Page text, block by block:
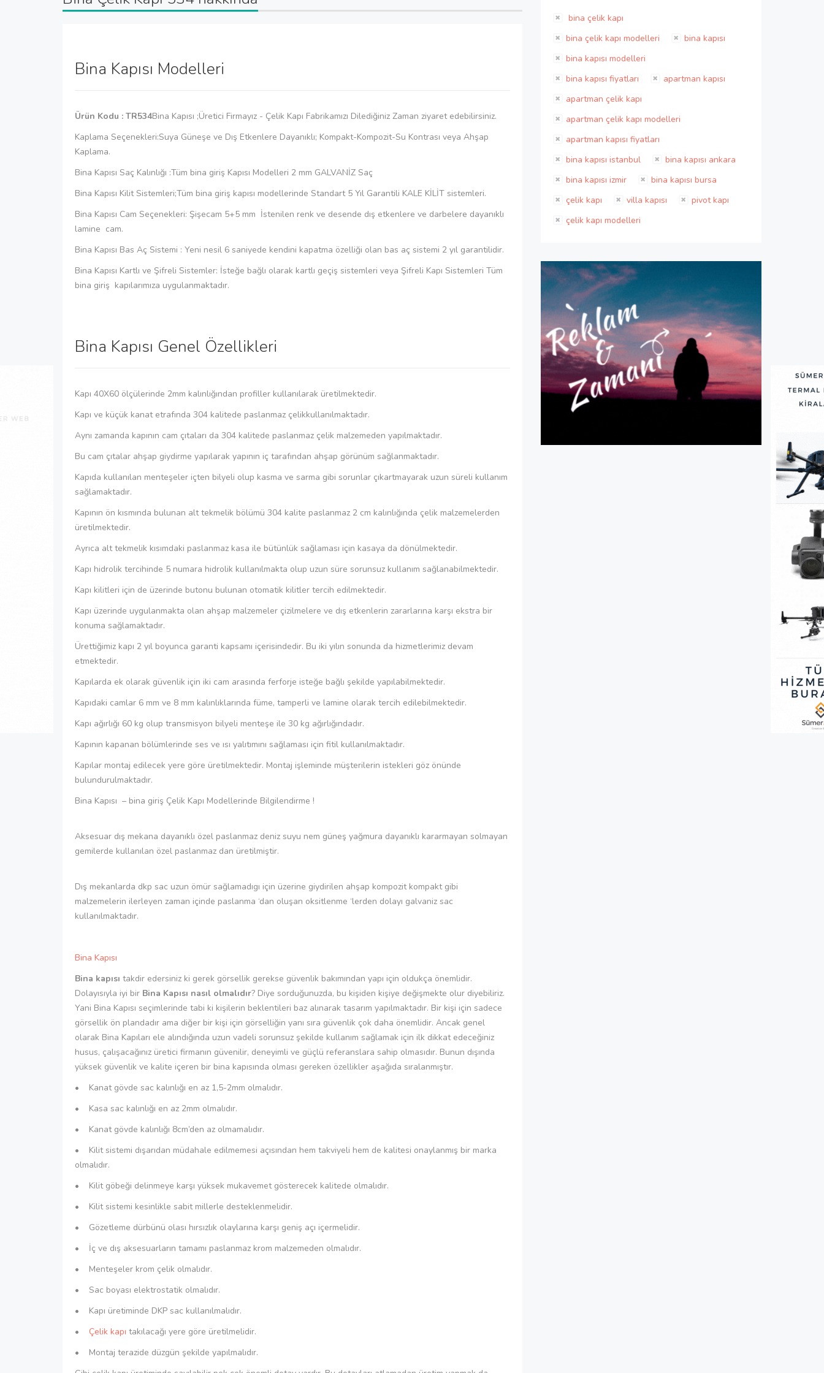
Bina Kapısı Modelleri
Ürün Kodu : TR534Bina Kapısı ;Üretici Firmayız - Çelik Kapı Fabrikamızı Dilediğiniz Zaman ziyaret edebilirsiniz.
Kaplama Seçenekleri:Suya Güneşe ve Dış Etkenlere Dayanıklı; Kompakt-Kompozit-Su Kontrası veya Ahşap
Kaplama.
Bina Kapısı Saç Kalınlığı :Tüm bina giriş Kapısı Modelleri 2 mm GALVANİZ Saç
Bina Kapısı Kilit Sistemleri;Tüm bina giriş kapısı modellerinde Standart 5 Yıl Garantili KALE KİLİT sistemleri.
Bina Kapısı Cam Seçenekleri: Şişecam 5+5 mm İstenilen renk ve desende dış etkenlere ve darbelere dayanıklı
lamine cam.
Bina Kapısı Bas Aç Sistemi : Yeni nesil 6 saniyede kendini kapatma özelliği olan bas aç sistemi 2 yıl garantilidir.
Bina Kapısı Kartlı ve Şifreli Sistemler: İsteğe bağlı olarak kartlı geçiş sistemleri veya Şifreli Kapı Sistemleri Tüm
bina giriş kapılarımıza uygulanmaktadır.
Bina Kapısı Genel Özellikleri
Kapı 40X60 ölçülerinde 2mm kalınlığından profiller kullanılarak üretilmektedir.
Kapı ve küçük kanat etrafında 304 kalitede paslanmaz çelikkullanılmaktadır.
Aynı zamanda kapının cam çıtaları da 304 kalitede paslanmaz çelik malzemeden yapılmaktadır.
Bu cam çıtalar ahşap giydirme yapılarak yapının iç tarafından ahşap görünüm sağlanmaktadır.
Kapıda kullanılan menteşeler içten bilyeli olup kasma ve sarma gibi sorunlar çıkartmayarak uzun süreli kullanım
sağlamaktadır.
Kapının ön kısmında bulunan alt tekmelik bölümü 304 kalite paslanmaz 2 cm kalınlığında çelik malzemelerden
üretilmektedir.
Ayrıca alt tekmelik kısımdaki paslanmaz kasa ile bütünlük sağlaması için kasaya da dönülmektedir.
Kapı hidrolik tercihinde 5 numara hidrolik kullanılmakta olup uzun süre sorunsuz kullanım sağlanabilmektedir.
Kapı kilitleri için de üzerinde butonu bulunan otomatik kilitler tercih edilmektedir.
Kapı üzerinde uygulanmakta olan ahşap malzemeler çizilmelere ve dış etkenlerin zararlarına karşı ekstra bir
konuma sağlamaktadır.
Ürettiğimiz kapı 2 yıl boyunca garanti kapsamı içerisindedir. Bu iki yılın sonunda da hizmetlerimiz devam
etmektedir.
Kapılarda ek olarak güvenlik için iki cam arasında ferforje isteğe bağlı şekilde yapılabilmektedir.
Kapıdaki camlar 6 mm ve 8 mm kalınlıklarında füme, tamperli ve lamine olarak tercih edilebilmektedir.
Kapı ağırlığı 60 kg olup transmisyon bilyeli menteşe ile 30 kg ağırlığındadır.
Kapının kapanan bölümlerinde ses ve ısı yalıtımını sağlaması için fitil kullanılmaktadır.
Kapılar montaj edilecek yere göre üretilmektedir. Montaj işleminde müşterilerin istekleri göz önünde
bulundurulmaktadır.
Bina Kapısı – bina giriş Çelik Kapı Modellerinde Bilgilendirme !
Aksesuar dış mekana dayanıklı özel paslanmaz deniz suyu nem güneş yağmura dayanıklı kararmayan solmayan
gemilerde kullanılan özel paslanmaz dan üretilmiştir.
Dış mekanlarda dkp sac uzun ömür sağlamadıgı için üzerine giydirilen ahşap kompozit kompakt gibi
malzemelerin ilerleyen zaman içinde paslanma ‘dan oluşan oksitlenme ‘lerden dolayı galvaniz sac
kullanılmaktadır.
Bina Kapısı
Bina kapısı takdir edersiniz ki gerek görsellik gerekse güvenlik bakımından yapı için oldukça önemlidir.
Dolayısıyla iyi bir Bina Kapısı nasıl olmalıdır? Diye sorduğunuzda, bu kişiden kişiye değişmekte olur diyebiliriz.
Yani Bina Kapısı seçimlerinde tabi ki kişilerin beklentileri baz alınarak tasarım yapılmaktadır. Bir kişi için sadece
görsellik ön plandadır ama diğer bir kişi için görselliğin yanı sıra güvenlik çok daha önemlidir. Ancak genel
olarak Bina Kapıları ele alındığında uzun vadeli sorunsuz şekilde kullanım sağlamak için ilk dikkat edeceğiniz
husus, çalışacağınız üretici firmanın güvenilir, deneyimli ve güçlü referanslara sahip olmasıdır. Bunun dışında
yüksek güvenlik ve kalite içeren bir bina kapısında olması gereken özellikler aşağıda sıralanmıştır.
• Kanat gövde sac kalınlığı en az 1,5-2mm olmalıdır.
• Kasa sac kalınlığı en az 2mm olmalıdır.
• Kanat gövde kalınlığı 8cm’den az olmamalıdır.
• Kilit sistemi dışarıdan müdahale edilmemesi açısından hem takviyeli hem de kalitesi onaylanmış bir marka
olmalıdır.
• Kilit göbeği delinmeye karşı yüksek mukavemet gösterecek kalitede olmalıdır.
• Kilit sistemi kesinlikle sabit millerle desteklenmelidir.
• Gözetleme dürbünü olası hırsızlık olaylarına karşı geniş açı içermelidir.
• İç ve dış aksesuarların tamamı paslanmaz krom malzemeden olmalıdır.
• Menteşeler krom çelik olmalıdır.
• Sac boyası elektrostatik olmalıdır.
• Kapı üretiminde DKP sac kullanılmalıdır.
• Çelik kapı takılacağı yere göre üretilmelidir.
• Montaj terazide düzgün şekilde yapılmalıdır.
bina çelik kapı
bina çelik kapı modelleri
bina kapısı
bina kapısı modelleri
bina kapısı fiyatları
apartman kapısı
apartman çelik kapı
apartman çelik kapı modelleri
apartman kapısı fiyatları
bina kapısı istanbul
bina kapısı ankara
bina kapısı izmir
bina kapısı bursa
çelik kapı
villa kapısı
pivot kapı
çelik kapı modelleri